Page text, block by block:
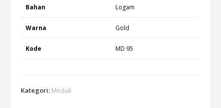
Bahan Logam
Warna Gold
Kode MD 95
Kategori: Medali